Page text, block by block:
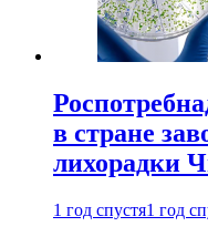
в стране
лихорадки
1 год спустя1 год